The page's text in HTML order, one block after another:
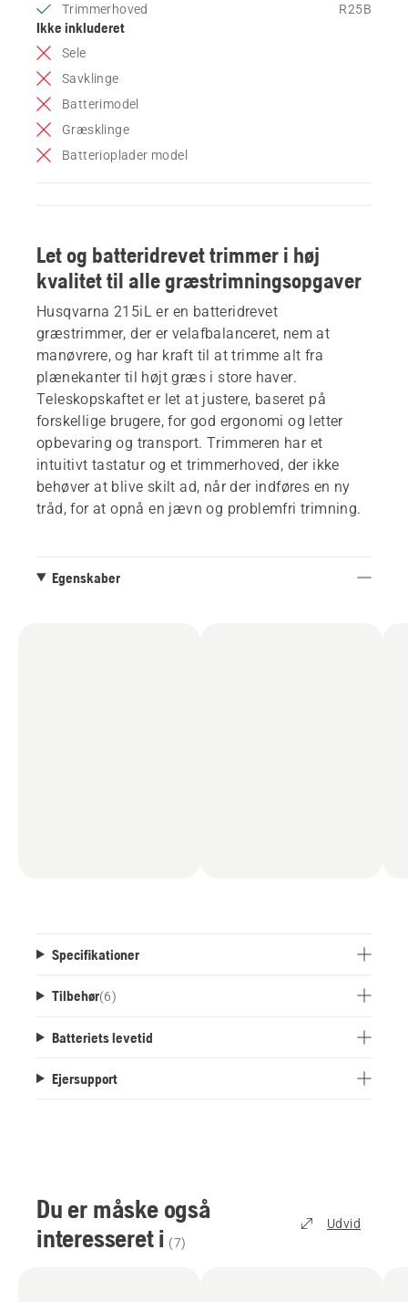
Trimmerhoved R25B
Ikke inkluderet
Sele
Savklinge
Batterimodel
Græsklinge
Batterioplader model
Let og batteridrevet trimmer i høj
kvalitet til alle græstrimningsopgaver
Husqvarna 215iL er en batteridrevet
græstrimmer, der er velafbalanceret, nem at
manøvrere, og har kraft til at trimme alt fra
plænekanter til højt græs i store haver.
Teleskopskaftet er let at justere, baseret på
forskellige brugere, for god ergonomi og letter
opbevaring og transport. Trimmeren har et
intuitivt tastatur og et trimmerhoved, der ikke
behøver at blive skilt ad, når der indføres en ny
tråd, for at opnå en jævn og problemfri trimning.
Egenskaber
Specifikationer
Tilbehør(6)
Batteriets levetid
Ejersupport
Du er måske også
interesseret i (7)
Udvid